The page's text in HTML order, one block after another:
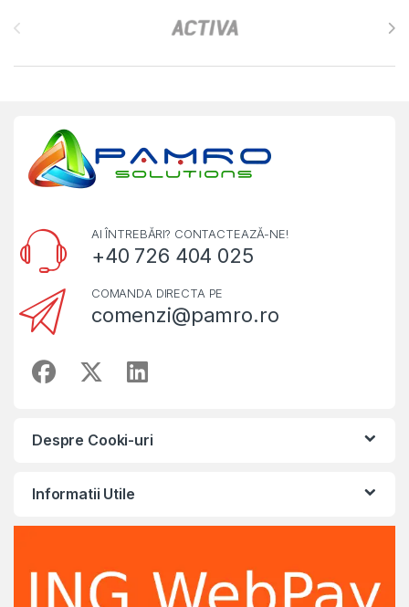
AI ÎNTREBĂRI? CONTACTEAZĂ-NE!
+40 726 404 025
COMANDA DIRECTA PE
comenzi@pamro.ro
Despre Cooki-uri
Informatii Utile